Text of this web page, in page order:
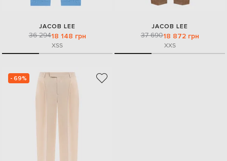
JACOB LEE
36 29418 148 грн
XSS
JACOB LEE
37 69018 872 грн
XXS
- 69%